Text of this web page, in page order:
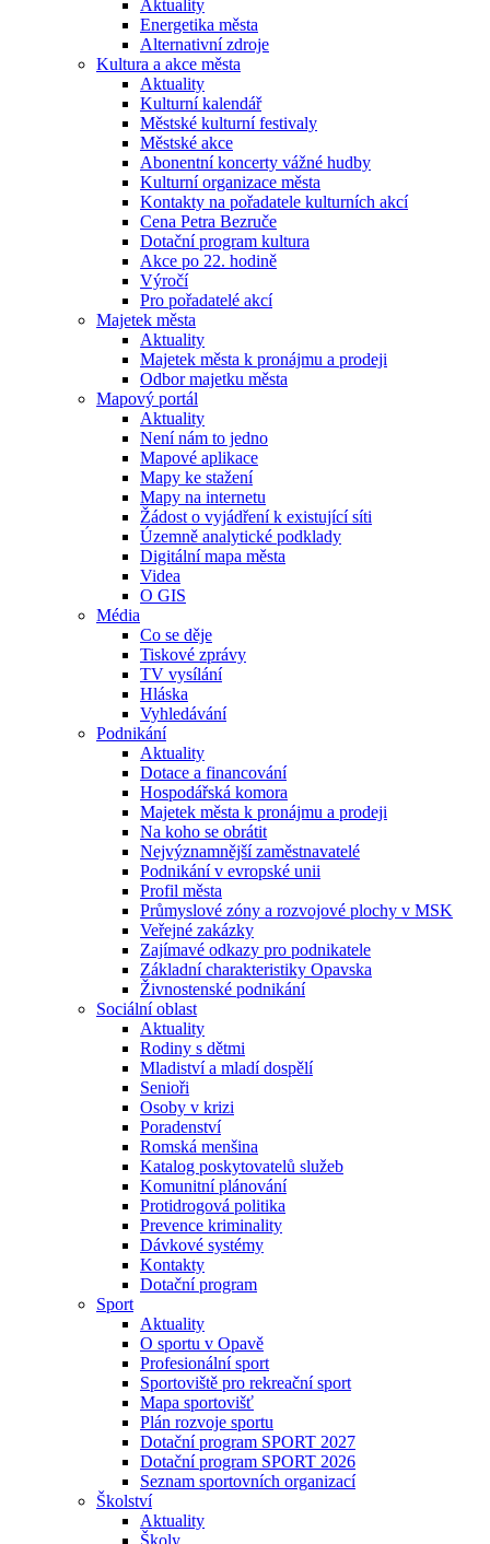
Aktuality
Energetika města
Alternativní zdroje
Kultura a akce města
Aktuality
Kulturní kalendář
Městské kulturní festivaly
Městské akce
Abonentní koncerty vážné hudby
Kulturní organizace města
Kontakty na pořadatele kulturních akcí
Cena Petra Bezruče
Dotační program kultura
Akce po 22. hodině
Výročí
Pro pořadatelé akcí
Majetek města
Aktuality
Majetek města k pronájmu a prodeji
Odbor majetku města
Mapový portál
Aktuality
Není nám to jedno
Mapové aplikace
Mapy ke stažení
Mapy na internetu
Žádost o vyjádření k existující síti
Územně analytické podklady
Digitální mapa města
Videa
O GIS
Média
Co se děje
Tiskové zprávy
TV vysílání
Hláska
Vyhledávání
Podnikání
Aktuality
Dotace a financování
Hospodářská komora
Majetek města k pronájmu a prodeji
Na koho se obrátit
Nejvýznamnější zaměstnavatelé
Podnikání v evropské unii
Profil města
Průmyslové zóny a rozvojové plochy v MSK
Veřejné zakázky
Zajímavé odkazy pro podnikatele
Základní charakteristiky Opavska
Živnostenské podnikání
Sociální oblast
Aktuality
Rodiny s dětmi
Mladiství a mladí dospělí
Senioři
Osoby v krizi
Poradenství
Romská menšina
Katalog poskytovatelů služeb
Komunitní plánování
Protidrogová politika
Prevence kriminality
Dávkové systémy
Kontakty
Dotační program
Sport
Aktuality
O sportu v Opavě
Profesionální sport
Sportoviště pro rekreační sport
Mapa sportovišť
Plán rozvoje sportu
Dotační program SPORT 2027
Dotační program SPORT 2026
Seznam sportovních organizací
Školství
Aktuality